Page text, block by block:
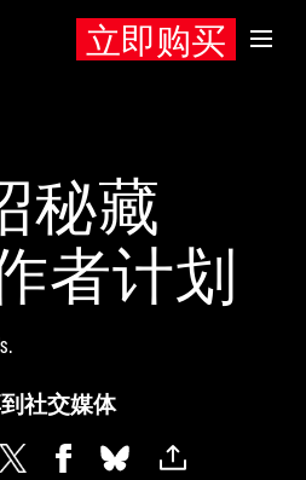
立即购买
秘藏
作者计划
社交媒体